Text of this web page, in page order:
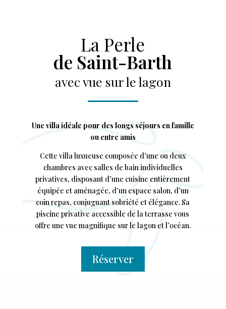
La Perle
de Saint-Barth
avec vue sur le lagon
Une villa idéale pour des longs séjours en famille
ou entre amis
Cette villa luxueuse composée d’une ou deux
chambres avec salles de bain individuelles
privatives, disposant d’une cuisine entièrement
équipée et aménagée, d’un espace salon, d’un
coin repas, conjuguant sobriété et élégance. Sa
piscine privative accessible de la terrasse vous
offre une vue magnifique sur le lagon et l’océan.
Réserver